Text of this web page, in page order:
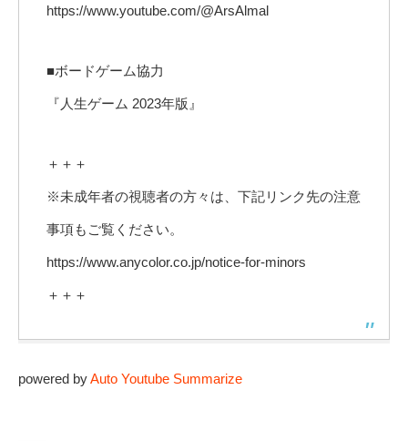
https://www.youtube.com/@ArsAlmal
■ボードゲーム協力
『人生ゲーム 2023年版』
＋＋＋
※未成年者の視聴者の方々は、下記リンク先の注意
事項もご覧ください。
https://www.anycolor.co.jp/notice-for-minors
＋＋＋
powered byAuto Youtube Summarize